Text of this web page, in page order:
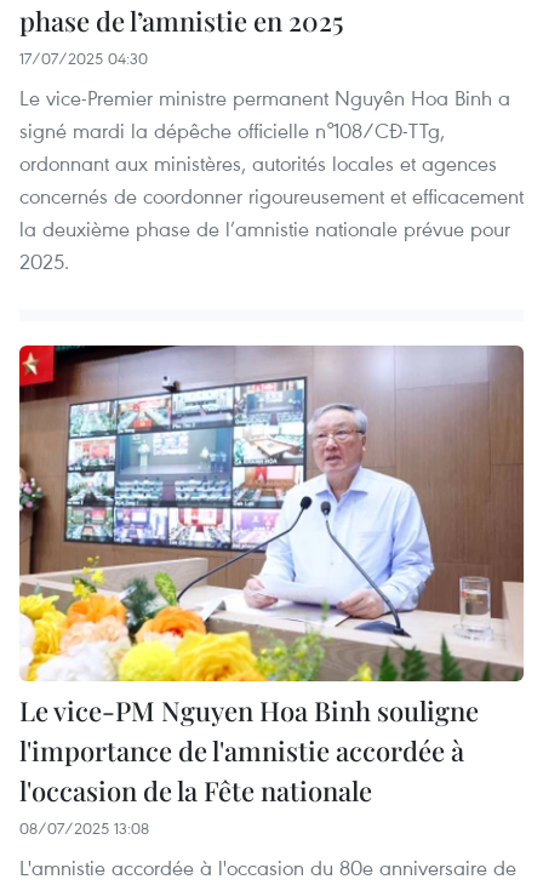
phase de l’amnistie en 2025
17/07/2025 04:30
Le vice-Premier ministre permanent Nguyên Hoa Binh a
signé mardi la dépêche officielle n°108/CĐ-TTg,
ordonnant aux ministères, autorités locales et agences
concernés de coordonner rigoureusement et efficacement
la deuxième phase de l’amnistie nationale prévue pour
2025.
Le vice-PM Nguyen Hoa Binh souligne
l'importance de l'amnistie accordée à
l'occasion de la Fête nationale
08/07/2025 13:08
L'amnistie accordée à l'occasion du 80e anniversaire de